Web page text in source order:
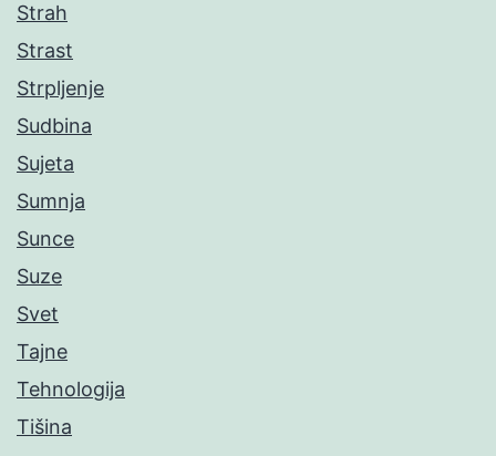
Strah
Strast
Strpljenje
Sudbina
Sujeta
Sumnja
Sunce
Suze
Svet
Tajne
Tehnologija
Tišina